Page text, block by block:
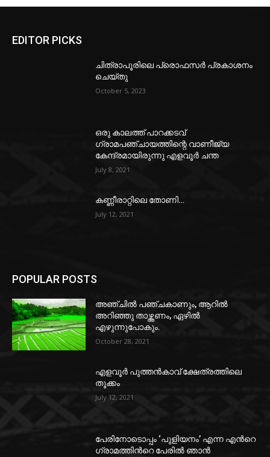
EDITOR PICKS
ചിത്രാപൂരിലെ പ്രൊഫസർ പ്രകാശനം
ചെയ്തു
October 5, 2023
ഒരു കാലത്ത് പാറക്കടവ്
ഗ്രാമപഞ്ചായത്തിന്റെ വാണീജ്യ
കേന്ദ്രമായിരുന്നു എളവൂര്‍ ചന്ത
July 8, 2021
കണ്ണീരാറ്റിലെ തോണി…
July 12, 2021
POPULAR POSTS
അഞ്ചിൽ പഞ്ചകാണും, ആറിൽ
അറിഞ്ഞു താഴ്ത്തണം, ഏഴിൽ
എഴുന്നുപോകും.
October 28, 2021
എളവൂർ പുത്തൻകാവ് ക്ഷേത്രത്തിലെ
തൂക്കം
July 12, 2021
പേരിനോടൊപ്പം ‘പുളിയനം’ എന്ന എൻറെ
ഗ്രാമത്തിൻറെ പേരിൽ ഞാൻ